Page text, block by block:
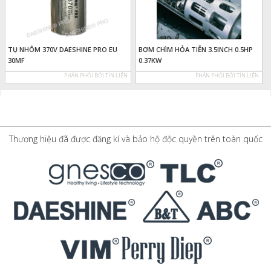
TỤ NHÔM 370V DAESHINE PRO EU
30MF
PHÂN PHỐI BỞI TÍN LIÊN
BƠM CHÌM HỎA TIỄN 3.5INCH 0.5HP
0.37KW
PHÂN PHỐI BỞI TÍN LIÊN
Thương hiệu đã được đăng kí và bảo hộ độc quyền trên toàn quốc